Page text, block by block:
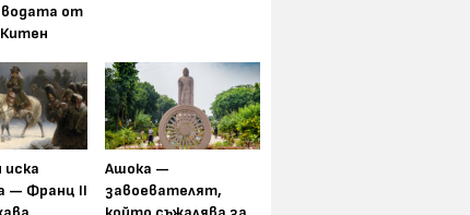
водата от
иска
— Франц II
Ашока —
завоевателят,